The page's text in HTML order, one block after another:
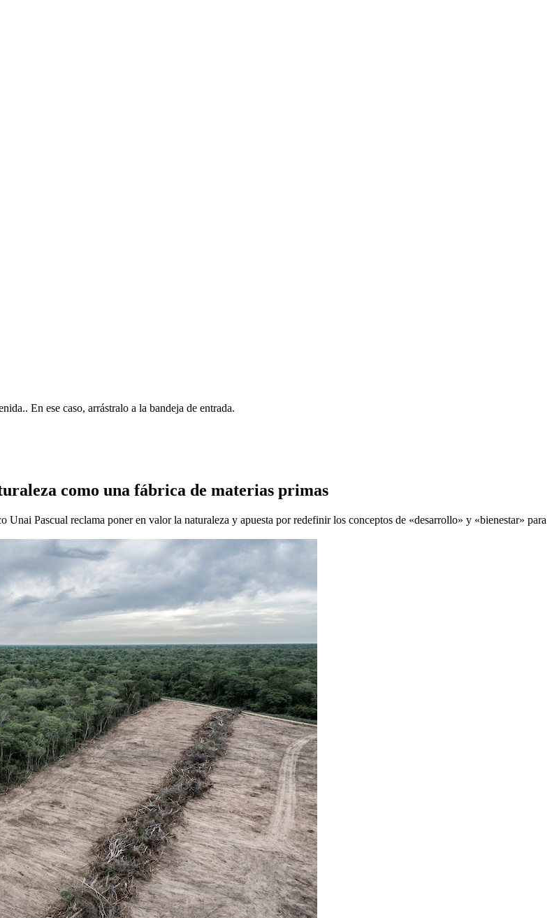
En ese caso, arrástralo a la bandeja de entrada.
como una fábrica de materias primas
Pascual reclama poner en valor la naturaleza y apuesta por redefinir los conceptos de «desarrollo» y «bienestar» para